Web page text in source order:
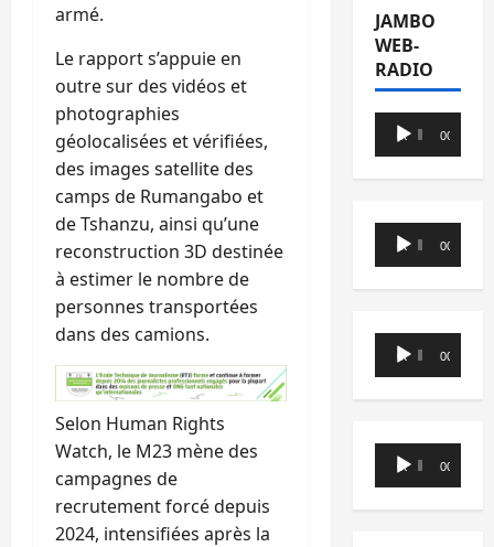
armé.
Le rapport s’appuie en
outre sur des vidéos et
photographies
géolocalisées et vérifiées,
des images satellite des
camps de Rumangabo et
de Tshanzu, ainsi qu’une
reconstruction 3D destinée
à estimer le nombre de
personnes transportées
dans des camions.
Selon Human Rights
Watch, le M23 mène des
campagnes de
recrutement forcé depuis
2024, intensifiées après la
JAMBO
WEB-
RADIO
Lecteur
audio
00:00 00:00
Lecteur
audio
00:00 00:00
Lecteur
audio
00:00 00:00
Lecteur
audio
00:00 00:00